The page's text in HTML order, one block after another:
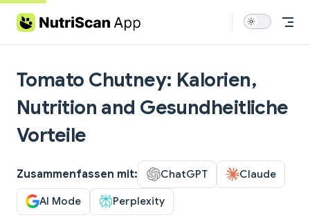
Skip to content
Tomato Chutney: Kalorien,
Nutrition and Gesundheitliche
Vorteile
Zusammenfassen mit: ChatGPT Claude
AI Mode Perplexity